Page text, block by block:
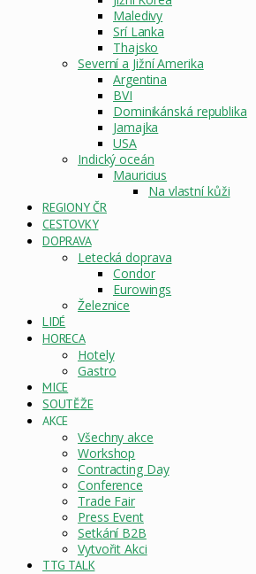
Maledivy
Srí Lanka
Thajsko
Severní a Jižní Amerika
Argentina
BVI
Dominikánská republika
Jamajka
USA
Indický oceán
Mauricius
Na vlastní kůži
REGIONY ČR
CESTOVKY
DOPRAVA
Letecká doprava
Condor
Eurowings
Železnice
LIDÉ
HORECA
Hotely
Gastro
MICE
SOUTĚŽE
AKCE
Všechny akce
Workshop
Contracting Day
Conference
Trade Fair
Press Event
Setkání B2B
Vytvořit Akci
TTG TALK